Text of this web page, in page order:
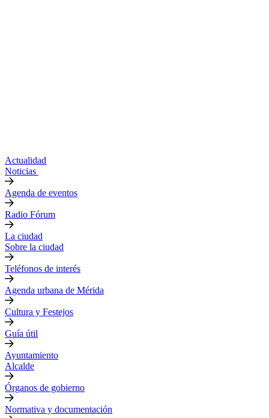
Actualidad
Noticias
Agenda de eventos
Radio Fórum
La ciudad
Sobre la ciudad
Teléfonos de interés
Agenda urbana de Mérida
Cultura y Festejos
Guía útil
Ayuntamiento
Alcalde
Órganos de gobierno
Normativa y documentación